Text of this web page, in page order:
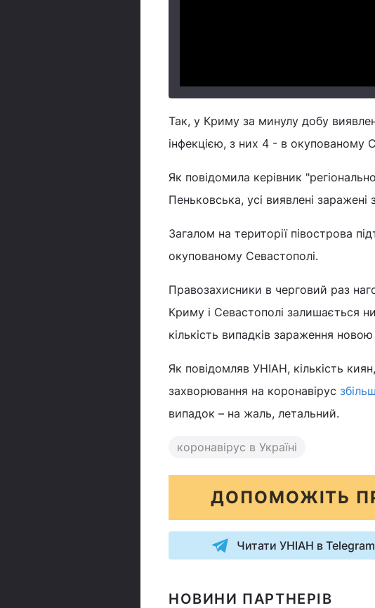
Так, у Криму за минулу добу
інфекцією, з них 4 - в окупованому
Як повідомила керівник
Пеньковська, усі виявлені
Загалом на території півострова
окупованому Севастополі.
Правозахисники в черговий раз
Криму і Севастополі залишається
кількість випадків зараження
Як повідомляв УНІАН, кількість
захворювання на коронавірус
випадок – на жаль, летальний.
коронавірус в Україні
ДОПОМОЖІТЬ
Читати УНІАН в Telegram
НОВИНИ ПАРТНЕРІВ